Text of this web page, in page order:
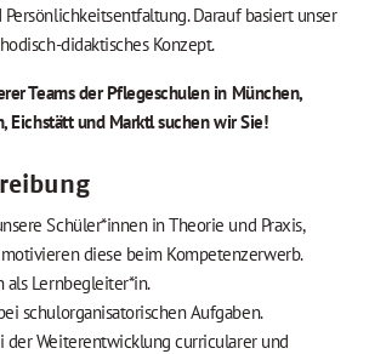
Darauf basiert unser
didaktisches Konzept.
Teams der Pflegeschulen in München,
Eichstätt und Marktl suchen wir Sie!
Schüler*innen in Theorie und Praxis,
diese beim Kompetenzerwerb.
als Lernbegleiter*in.
schulorganisatorischen Aufgaben.
der Weiterentwicklung curricularer und